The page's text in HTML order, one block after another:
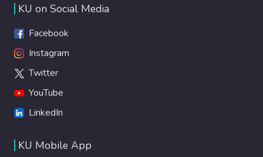
KU on Social Media
Facebook
Instagram
Twitter
YouTube
LinkedIn
KU Mobile App